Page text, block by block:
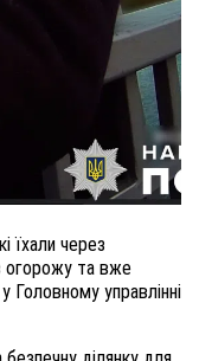
їхали через
огорожу та вже
у Головному управлінні